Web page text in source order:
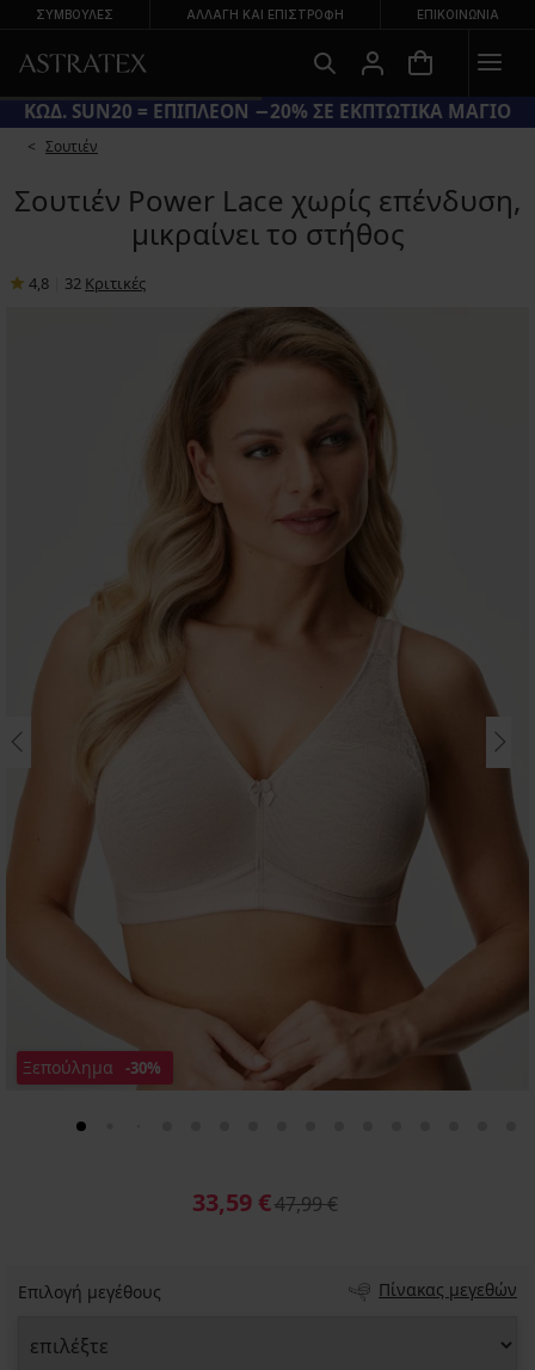
ΣΥΜΒΟΥΛΕΣ ΑΛΛΑΓΉ ΚΑΙ ΕΠΙΣΤΡΟΦΉ ΕΠΙΚΟΙΝΩΝΊΑ
ΚΩΔ. SUN20 = ΕΠΙΠΛΕΟΝ −20% ΣΕ ΕΚΠΤΩΤΙΚΑ ΜΑΓΙΟ
Σουτιέν
Σουτιέν Power Lace χωρίς επένδυση,
μικραίνει το στήθος
4,8 32 Κριτικές
Ξεπούλημα -30%
33,59 €47,99 €
Επιλογή μεγέθους Πίνακας μεγεθών